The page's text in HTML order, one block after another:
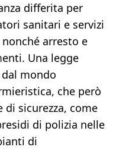
differita per
sanitari e servizi
arresto e
Una legge
mondo
che però
sicurezza, come
di polizia nelle
di